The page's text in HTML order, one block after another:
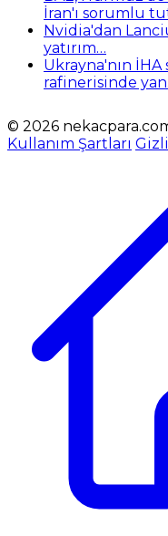
İran'ı sorumlu
Nvidia'dan
yatırım…
Ukrayna'nın İHA
rafinerisinde
© 2026
Kullanım Şartları